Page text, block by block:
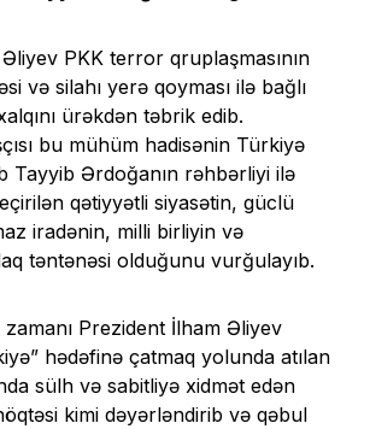
PKK terror qruplaşmasının
və silahı yerə qoyması ilə bağlı
ürəkdən təbrik edib.
bu mühüm hadisənin Türkiyə
Tayyib Ərdoğanın rəhbərliyi ilə
qətiyyətli siyasətin, güclü
iradənin, milli birliyin və
təntənəsi olduğunu vurğulayıb.
zamanı Prezident İlham Əliyev
hədəfinə çatmaq yolunda atılan
sülh və sabitliyə xidmət edən
kimi dəyərləndirib və qəbul